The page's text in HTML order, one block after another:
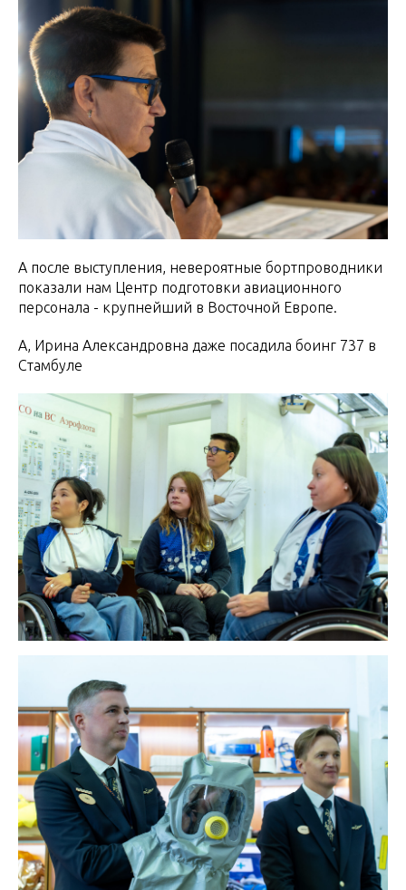
А после выступления, невероятные бортпроводники
показали нам Центр подготовки авиационного
персонала - крупнейший в Восточной Европе.
А, Ирина Александровна даже посадила боинг 737 в
Стамбуле